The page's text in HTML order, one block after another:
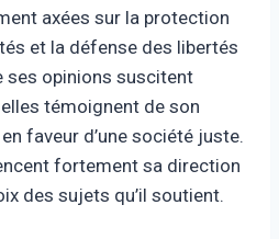
axées sur la protection
et la défense des libertés
ses opinions suscitent
témoignent de son
faveur d’une société juste.
fortement sa direction
des sujets qu’il soutient.